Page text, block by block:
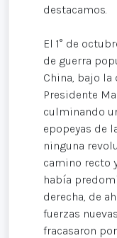
destacamos.
El 1° de
de guerra
China, bajo
Presidente
culminando
epopeyas de
ninguna
camino recto
había
derecha, de
fuerzas
fracasaron